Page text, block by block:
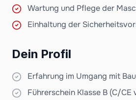
Wartung und Pflege der
Einhaltung der
Dein Profil
Erfahrung im Umgang mit
Führerschein Klasse B (C/CE